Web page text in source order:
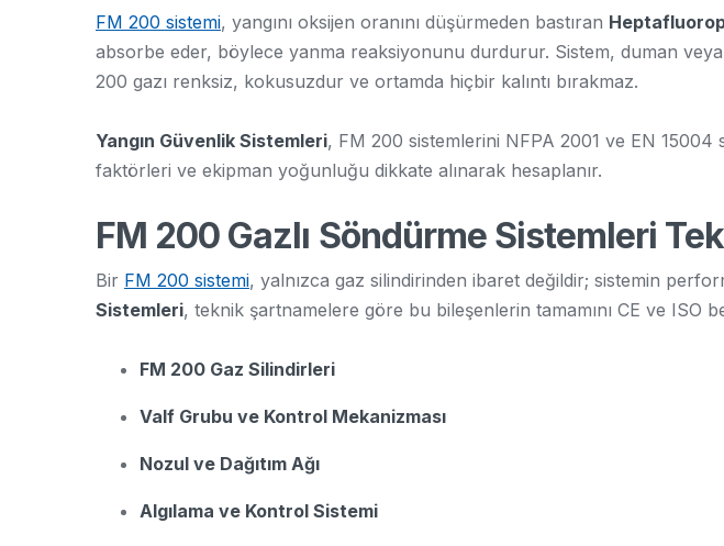
FM 200 sistemi, yangını oksijen oranını düşürmeden bastıran
absorbe eder, böylece yanma reaksiyonunu durdurur. Sistem, duman
200 gazı renksiz, kokusuzdur ve ortamda hiçbir kalıntı bırakmaz.
Yangın Güvenlik Sistemleri, FM 200 sistemlerini NFPA 2001 ve EN
faktörleri ve ekipman yoğunluğu dikkate alınarak hesaplanır.
FM 200 Gazlı Söndürme Sistemleri
Bir FM 200 sistemi, yalnızca gaz silindirinden ibaret değildir; sistemin
Sistemleri, teknik şartnamelere göre bu bileşenlerin tamamını CE ve ISO
FM 200 Gaz Silindirleri
Valf Grubu ve Kontrol Mekanizması
Nozul ve Dağıtım Ağı
Algılama ve Kontrol Sistemi